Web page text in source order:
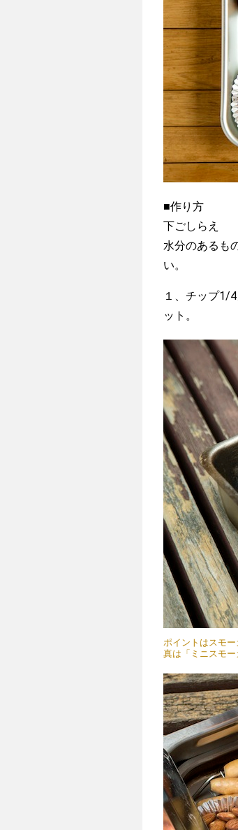
■作り方
下ごしらえ
水分のあるも
い。
１、チップ1/
ット。
ポイントはスモ
真は「ミニスモー